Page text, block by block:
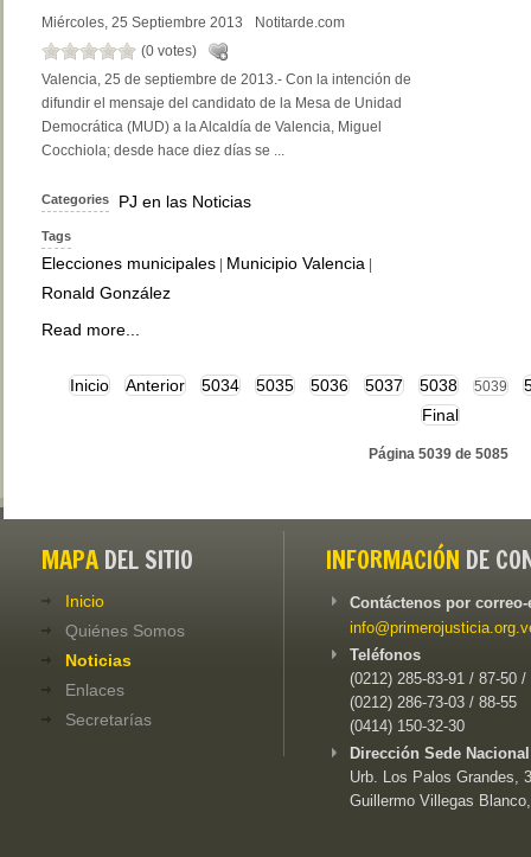
Miércoles, 25 Septiembre 2013
Notitarde.com
(0 votes)
Valencia, 25 de septiembre de 2013.- Con la intención de
difundir el mensaje del candidato de la Mesa de Unidad
Democrática (MUD) a la Alcaldía de Valencia, Miguel
Cocchiola; desde hace diez días se ...
Categories PJ en las Noticias
Tags
Elecciones municipales Municipio Valencia
Ronald González
Read more...
Inicio Anterior 5034 5035 5036 5037 5038 5039
Final
Página 5039 de 5085
MAPA DEL SITIO
Inicio
Quiénes Somos
Noticias
Enlaces
Secretarías
INFORMACIÓN DE
Contáctenos por
Teléfonos
(0212) 285-83-91 / 87-50 /
(0212) 286-73-03 / 88-55
(0414) 150-32-30
Dirección Sede
Urb. Los Palos Grandes,
Guillermo Villegas